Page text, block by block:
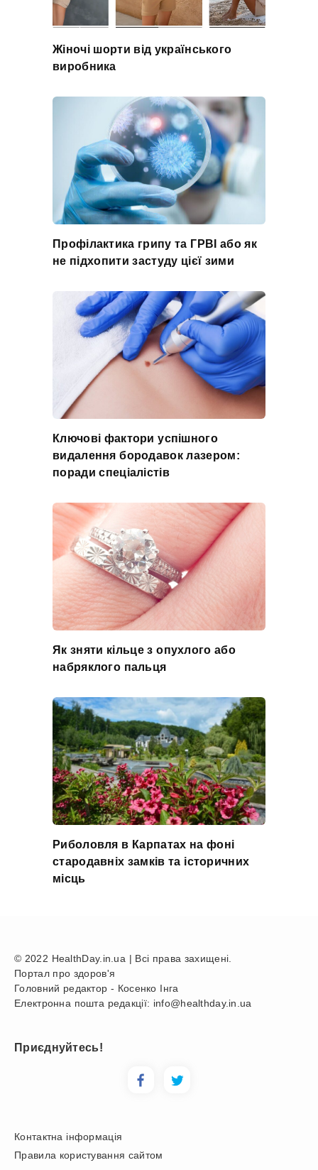
Жіночі шорти від українського
виробника
Профілактика грипу та ГРВІ або як
не підхопити застуду цієї зими
Ключові фактори успішного
видалення бородавок лазером:
поради спеціалістів
Як зняти кільце з опухлого або
набряклого пальця
Риболовля в Карпатах на фоні
стародавніх замків та історичних
місць
© 2022 HealthDay.in.ua | Всі права захищені.
Портал про здоров'я
Головний редактор - Косенко Інга
Електронна пошта редакції: info@healthday.in.ua
Приєднуйтесь!
Контактна інформація
Правила користування сайтом